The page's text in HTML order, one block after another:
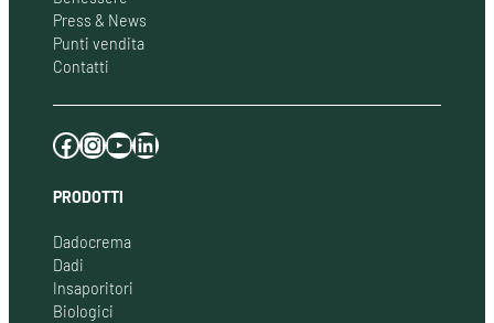
Press & News
Punti vendita
Contatti
Facebook Instagram YouTube LinkedIn
PRODOTTI
Dadocrema
Dadi
Insaporitori
Biologici